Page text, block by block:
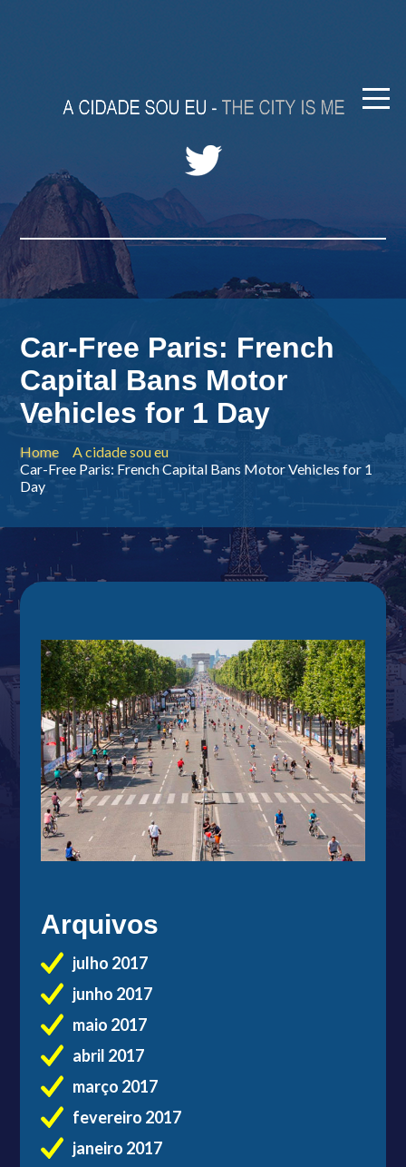
Car-Free Paris: French
Capital Bans Motor
Vehicles for 1 Day
Home
A cidade sou eu
Car-Free Paris: French Capital Bans Motor Vehicles for 1
Day
Arquivos
julho 2017
junho 2017
maio 2017
abril 2017
março 2017
fevereiro 2017
janeiro 2017